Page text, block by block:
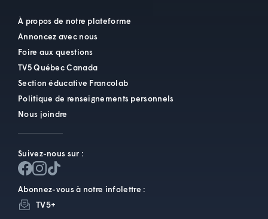
À propos de notre plateforme
Annoncez avec nous
Foire aux questions
TV5 Québec Canada
Section éducative Francolab
Politique de renseignements personnels
Nous joindre
Suivez-nous sur :
Abonnez-vous à notre infolettre :
TV5+